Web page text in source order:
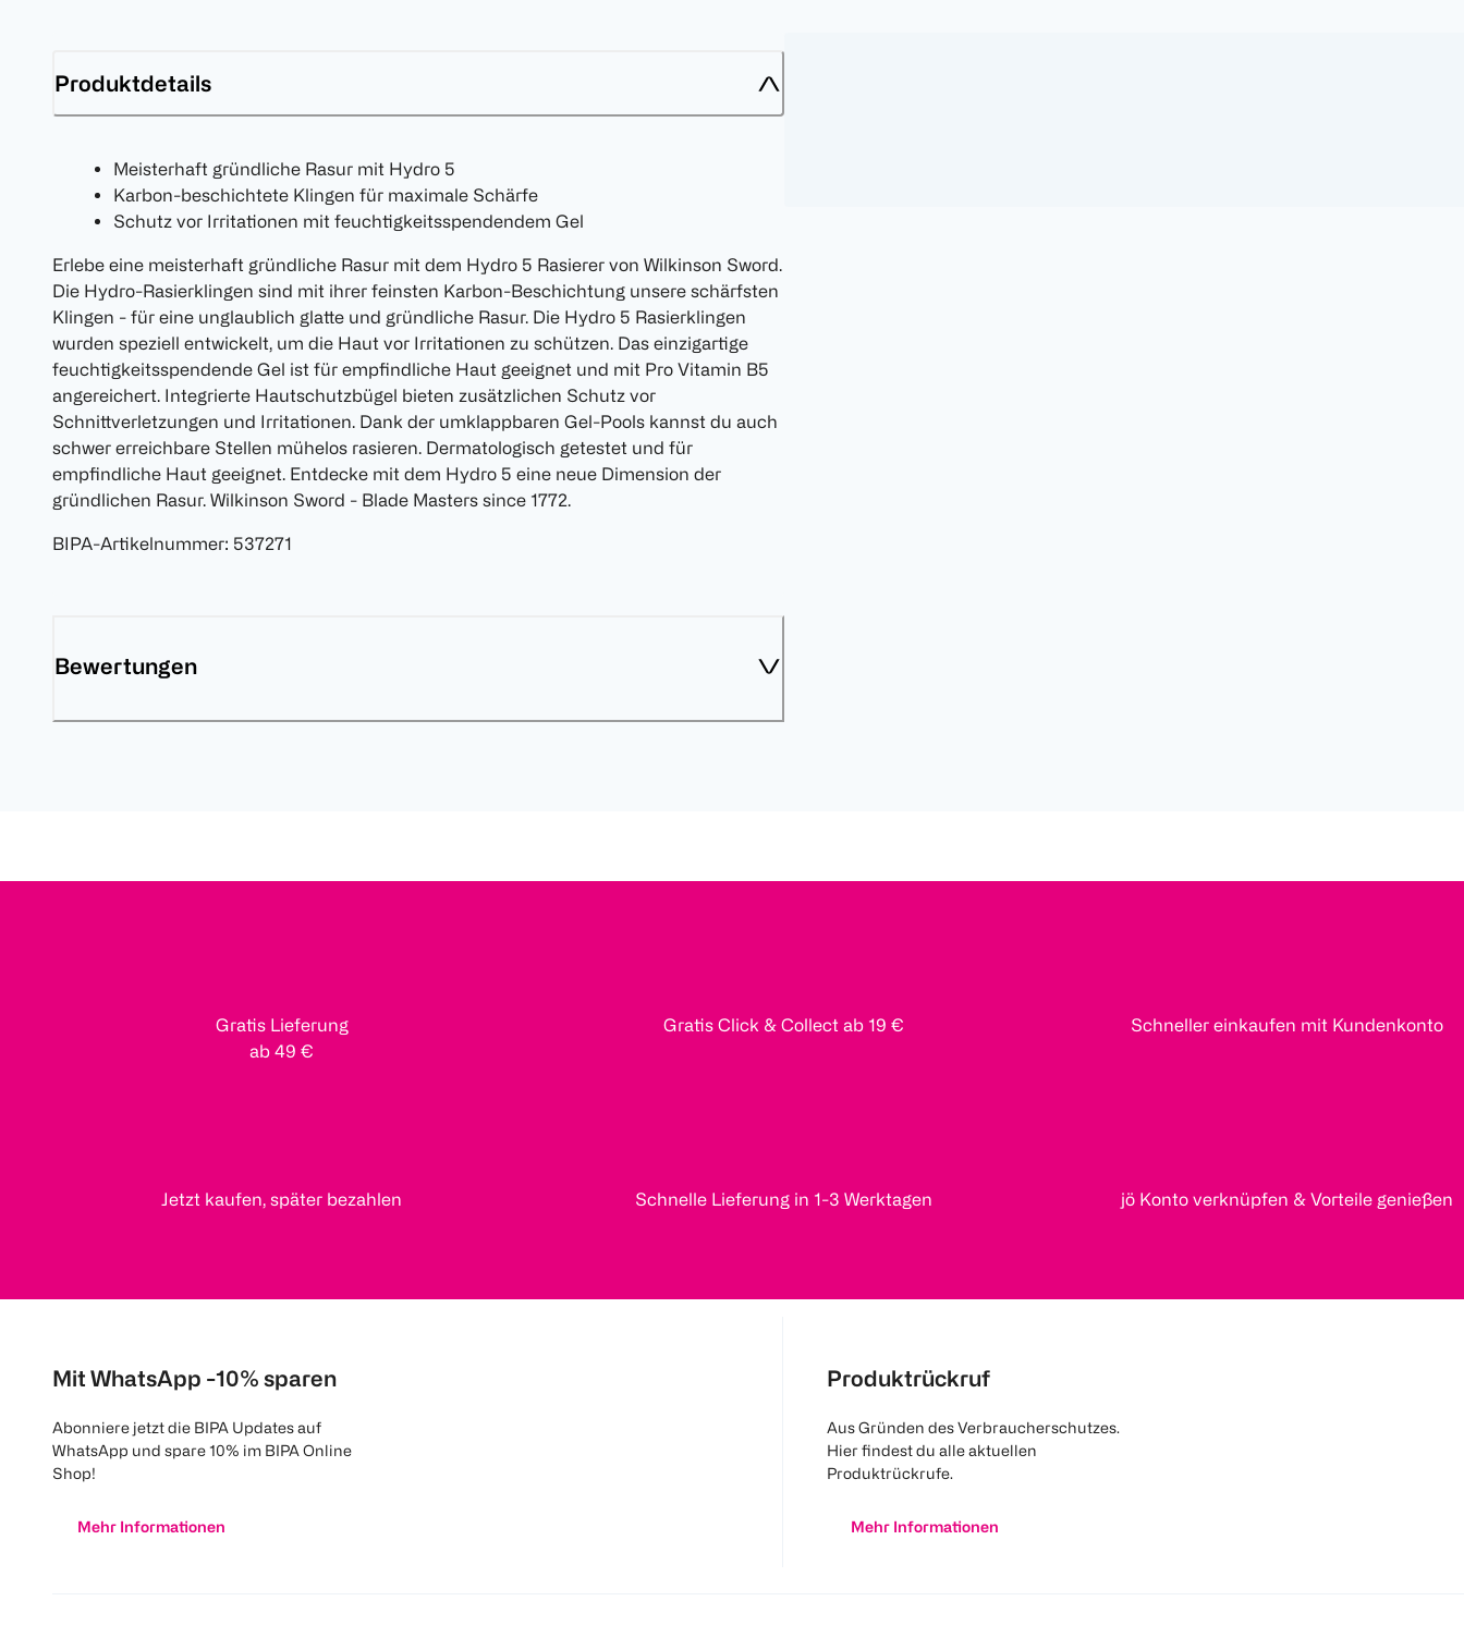
Produktdetails
Meisterhaft gründliche Rasur mit Hydro 5
Karbon-beschichtete Klingen für maximale Schärfe
Schutz vor Irritationen mit feuchtigkeitsspendendem Gel
Erlebe eine meisterhaft gründliche Rasur mit dem Hydro 5 Rasierer von Wilkinson Sword.
Die Hydro-Rasierklingen sind mit ihrer feinsten Karbon-Beschichtung unsere schärfsten
Klingen - für eine unglaublich glatte und gründliche Rasur. Die Hydro 5 Rasierklingen
wurden speziell entwickelt, um die Haut vor Irritationen zu schützen. Das einzigartige
feuchtigkeitsspendende Gel ist für empfindliche Haut geeignet und mit Pro Vitamin B5
angereichert. Integrierte Hautschutzbügel bieten zusätzlichen Schutz vor
Schnittverletzungen und Irritationen. Dank der umklappbaren Gel-Pools kannst du auch
schwer erreichbare Stellen mühelos rasieren. Dermatologisch getestet und für
empfindliche Haut geeignet. Entdecke mit dem Hydro 5 eine neue Dimension der
gründlichen Rasur. Wilkinson Sword - Blade Masters since 1772.
BIPA-Artikelnummer: 537271
Bewertungen
Gratis Lieferung
ab 49 €
Gratis Click & Collect ab 19 € Schneller einkaufen mit Kundenkonto
Jetzt kaufen, später bezahlen Schnelle Lieferung in 1-3 Werktagen jö Konto verknüpfen & Vorteile genießen
Mit WhatsApp -10% sparen
Abonniere jetzt die BIPA Updates auf
WhatsApp und spare 10% im BIPA Online
Shop!
Mehr Informationen
Produktrückruf
Aus Gründen des Verbraucherschutzes.
Hier findest du alle aktuellen
Produktrückrufe.
Mehr Informationen